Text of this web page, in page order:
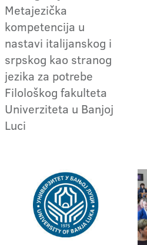
Metajezička
kompetencija u
nastavi italijanskog i
srpskog kao stranog
jezika za potrebe
Filološkog fakulteta
Univerziteta u Banjoj
Luci